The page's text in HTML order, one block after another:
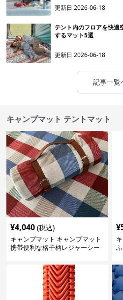
更新日2026-06-18
テント内のフロアを快適
するマット5選
更新日2026-06-18
記事一覧
キャンプマット テントマット
¥4,040 (税込)
キャンプマット キャンプマット
携帯便利な格子柄レジャーシー
¥